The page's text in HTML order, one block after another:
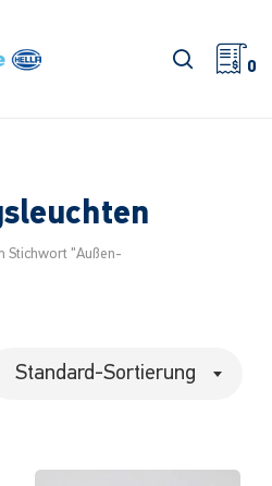
Suche
0
Stichwort "Außen-
Standard-Sortierung
Filter